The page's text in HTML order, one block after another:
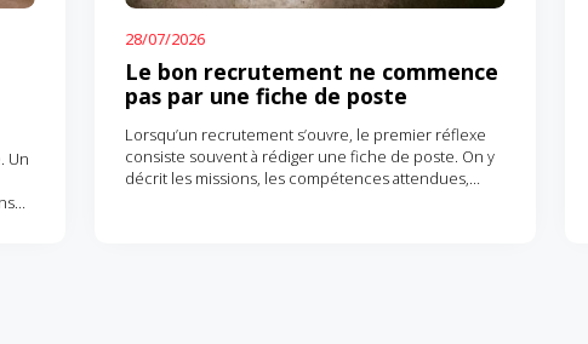
Un
28/07/2026
Le bon recrutement ne commence
pas par une fiche de poste
Lorsqu’un recrutement s’ouvre, le premier réflexe
consiste souvent à rédiger une fiche de poste. On y
décrit les missions, les compétences attendues,